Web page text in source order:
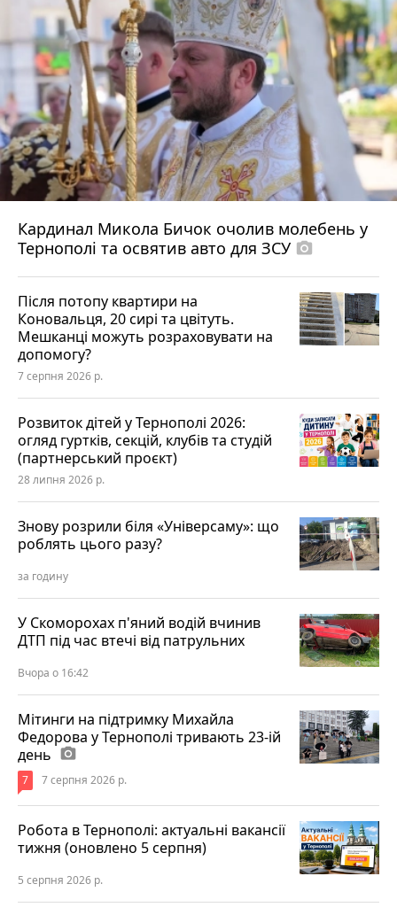
Кардинал Микола Бичок очолив молебень у
Тернополі та освятив авто для ЗСУ photo_camera
Після потопу квартири на
Коновальця, 20 сирі та цвітуть.
Мешканці можуть розраховувати на
допомогу?
7 серпня 2026 р.
Розвиток дітей у Тернополі 2026:
огляд гуртків, секцій, клубів та студій
(партнерський проєкт)
28 липня 2026 р.
Знову розрили біля «Універсаму»: що
роблять цього разу?
за годину
У Скоморохах п'яний водій вчинив
ДТП під час втечі від патрульних
Вчора о 16:42
Мітинги на підтримку Михайла
Федорова у Тернополі тривають 23-ій
день photo_camera
7 7 серпня 2026 р.
Робота в Тернополі: актуальні вакансії
тижня (оновлено 5 серпня)
5 серпня 2026 р.